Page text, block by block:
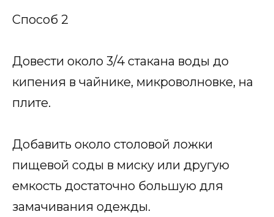
Способ 2
Довести около 3/4 стакана воды до
кипения в чайнике, микроволновке, на
плите.
Добавить около столовой ложки
пищевой соды в миску или другую
емкость достаточно большую для
замачивания одежды.